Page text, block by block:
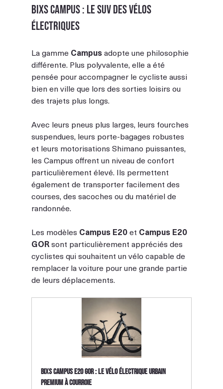
BIXS Campus : le SUV des vélos
électriques
La gamme Campus adopte une philosophie
différente. Plus polyvalente, elle a été
pensée pour accompagner le cycliste aussi
bien en ville que lors des sorties loisirs ou
des trajets plus longs.
Avec leurs pneus plus larges, leurs fourches
suspendues, leurs porte-bagages robustes
et leurs motorisations Shimano puissantes,
les Campus offrent un niveau de confort
particulièrement élevé. Ils permettent
également de transporter facilement des
courses, des sacoches ou du matériel de
randonnée.
Les modèles Campus E20 et Campus E20
GOR sont particulièrement appréciés des
cyclistes qui souhaitent un vélo capable de
remplacer la voiture pour une grande partie
de leurs déplacements.
BIXS Campus E20 GOR : le vélo électrique urbain
premium à courroie